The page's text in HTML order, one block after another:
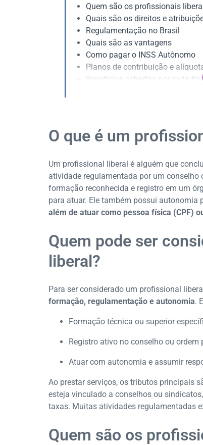
Quem são os profissionais
Quais são os direitos e
Regulamentação no Brasil
Quais são as vantagens
Como pagar o INSS Autônomo
Planos de contribuição e
Benefícios cobertos por cada
Consequências de atraso ou
Como regularizar contribuições
O que é um
Um profissional liberal é alguém que
atividade regulamentada por um conselho
formação reconhecida e registro em um
para atuar. Ele também possui autonomia
além de atuar como pessoa física (CPF)
Quem pode ser
liberal?
Para ser considerado um profissional
formação, regulamentação e autonomia.
Formação técnica ou superior
Registro ativo no conselho ou ordem
Atuar com autonomia e assumir
Ao prestar serviços, os tributos principais
esteja vinculado a conselhos ou
taxas. Muitas atividades regulamentadas
Quem são os